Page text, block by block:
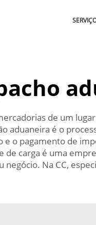
de um
aduaneira é o
e o pagamento de
de carga é uma
negócio. Na CC,